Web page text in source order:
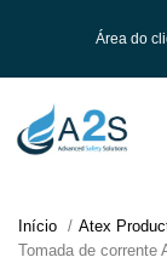
Área do
Início Atex
Tomada de corrente